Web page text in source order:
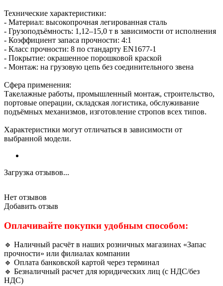
Технические характеристики:
- Материал: высокопрочная легированная сталь
- Грузоподъёмность: 1,12–15,0 т в зависимости от исполнения
- Коэффициент запаса прочности: 4:1
- Класс прочности: 8 по стандарту EN1677-1
- Покрытие: окрашенное порошковой краской
- Монтаж: на грузовую цепь без соединительного звена
Сфера применения:
Такелажные работы, промышленный монтаж, строительство,
портовые операции, складская логистика, обслуживание
подъёмных механизмов, изготовление стропов всех типов.
Характеристики могут отличаться в зависимости от
выбранной модели.
Загрузка отзывов...
Нет отзывов
Добавить отзыв
Оплачивайте покупки удобным способом:
🔹 Наличный расчёт в наших розничных магазинах «Запас
прочности» или филиалах компании
🔹 Оплата банковской картой через терминал
🔹 Безналичный расчет для юридических лиц (с НДС/без
НДС)